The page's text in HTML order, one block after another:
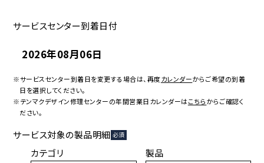
# SOLO
ツーリング
コラボレーション
# COLLABORATION
粋
革道
# LEATHER
サービスセンター到着日付
2026年08月06日
※サービスセンター到着日を変更する場合は、再度カレンダーからご希望の到着
日を選択してください。
※テンマクデザイン修理センターの年間営業日カレンダーはこちらからご確認く
ださい。
サービス対象の製品明細 必須
カテゴリ 製品